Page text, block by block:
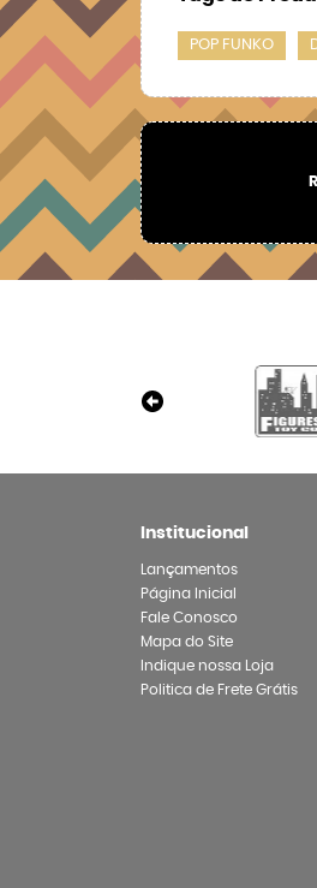
POP FUNKO
Institucional
Lançamentos
Página Inicial
Fale Conosco
Mapa do Site
Indique nossa Loja
Politica de Frete Grátis